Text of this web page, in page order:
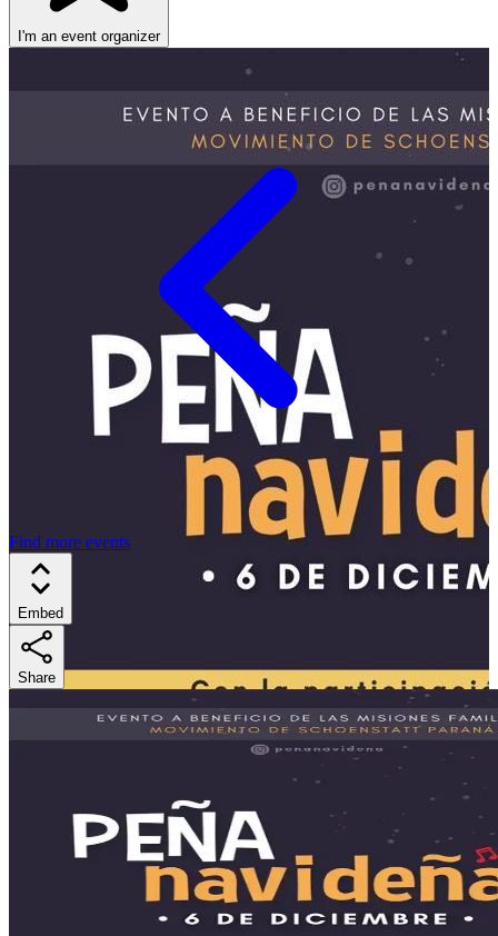
I'm an event organizer
Find more events
Embed
Share